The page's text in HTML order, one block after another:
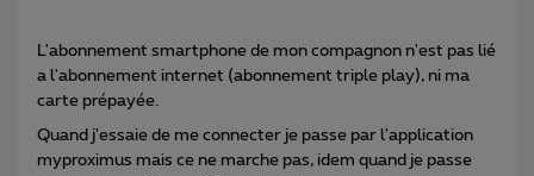
L'abonnement smartphone de mon compagnon n'est pas lié
a l'abonnement internet (abonnement triple play), ni ma
carte prépayée.
Quand j'essaie de me connecter je passe par l'application
myproximus mais ce ne marche pas, idem quand je passe